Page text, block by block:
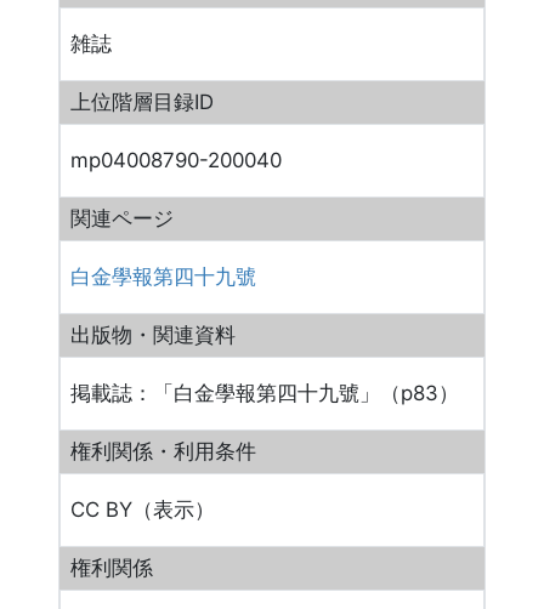
雑誌
上位階層目録ID
mp04008790-200040
関連ページ
白金學報第四十九號
出版物・関連資料
掲載誌：「白金學報第四十九號」（p83）
権利関係・利用条件
CC BY（表示）
権利関係